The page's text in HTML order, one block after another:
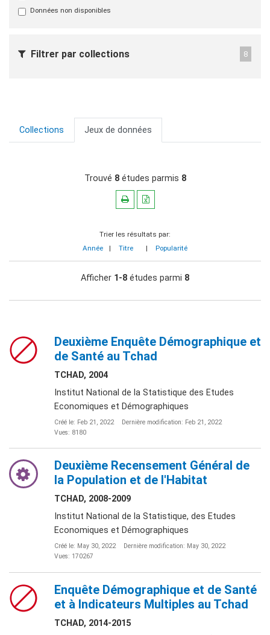
Données non disponibles
Filtrer par collections 8
Collections Jeux de données
Trouvé 8études parmis 8
Trier les résultats par:
Année
| Titre | Popularité
Afficher 1-8 études parmi 8
Deuxième Enquête Démographique et
de Santé au Tchad
TCHAD, 2004
Institut National de la Statistique des Etudes
Economiques et Démographiques
Créé le: Feb 21, 2022
Dernière modification: Feb 21, 2022
Vues: 8180
Deuxième Recensement Général de
la Population et de l'Habitat
TCHAD, 2008-2009
Institut National de la Statistique, des Etudes
Economiques et Démographiques
Créé le: May 30, 2022
Dernière modification: May 30, 2022
Vues: 170267
Enquête Démographique et de Santé
et à Indicateurs Multiples au Tchad
TCHAD, 2014-2015